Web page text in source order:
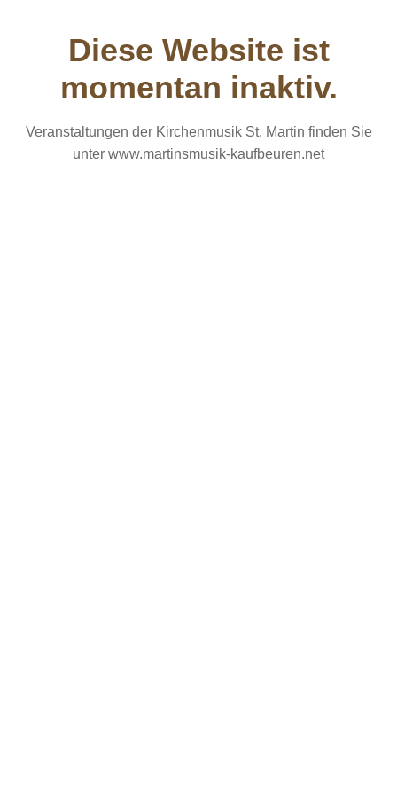
Diese Website ist
momentan inaktiv.
Veranstaltungen der Kirchenmusik St. Martin finden Sie
unter www.martinsmusik-kaufbeuren.net